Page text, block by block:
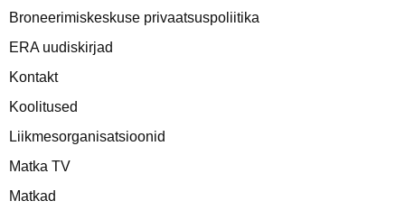
Broneerimiskeskuse privaatsuspoliitika
ERA uudiskirjad
Kontakt
Koolitused
Liikmesorganisatsioonid
Matka TV
Matkad